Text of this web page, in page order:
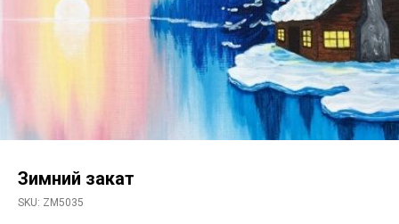
Зимний закат
SKU: ZM5035